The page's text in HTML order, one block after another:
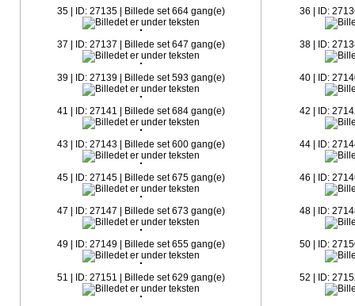
35 | ID: 27135 | Billede set 664 gang(e) 36 | ID:
37 | ID: 27137 | Billede set 647 gang(e) 38 | ID:
39 | ID: 27139 | Billede set 593 gang(e) 40 | ID:
41 | ID: 27141 | Billede set 684 gang(e) 42 | ID:
43 | ID: 27143 | Billede set 600 gang(e) 44 | ID:
45 | ID: 27145 | Billede set 675 gang(e) 46 | ID:
47 | ID: 27147 | Billede set 673 gang(e) 48 | ID:
49 | ID: 27149 | Billede set 655 gang(e) 50 | ID:
51 | ID: 27151 | Billede set 629 gang(e) 52 | ID: